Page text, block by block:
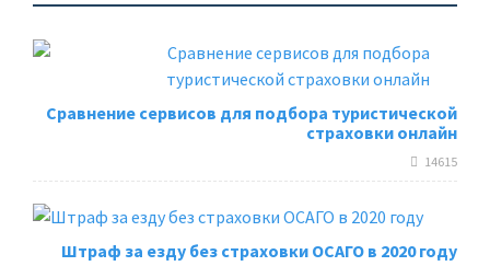
Сравнение сервисов для подбора туристической
страховки онлайн
14615
Штраф за езду без страховки ОСАГО в 2020 году